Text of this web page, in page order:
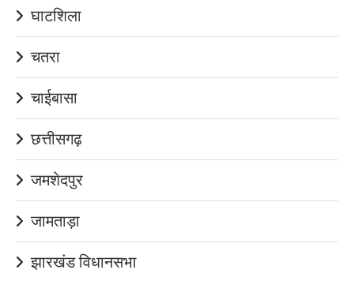
घाटशिला
चतरा
चाईबासा
छत्तीसगढ़
जमशेदपुर
जामताड़ा
झारखंड विधानसभा